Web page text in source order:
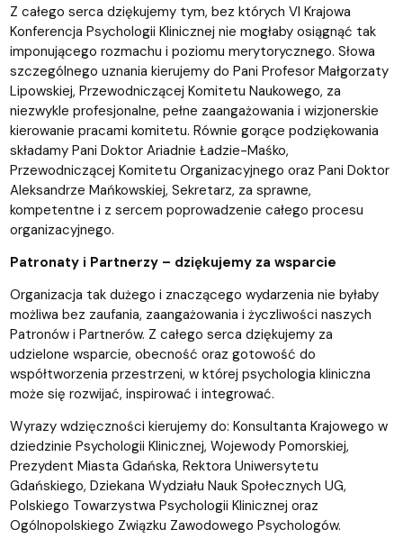
Z całego serca dziękujemy tym, bez których VI Krajowa
Konferencja Psychologii Klinicznej nie mogłaby osiągnąć tak
imponującego rozmachu i poziomu merytorycznego. Słowa
szczególnego uznania kierujemy do Pani Profesor Małgorzaty
Lipowskiej, Przewodniczącej Komitetu Naukowego, za
niezwykle profesjonalne, pełne zaangażowania i wizjonerskie
kierowanie pracami komitetu. Równie gorące podziękowania
składamy Pani Doktor Ariadnie Ładzie-Maśko,
Przewodniczącej Komitetu Organizacyjnego oraz Pani Doktor
Aleksandrze Mańkowskiej, Sekretarz, za sprawne,
kompetentne i z sercem poprowadzenie całego procesu
organizacyjnego.
Patronaty i Partnerzy – dziękujemy za wsparcie
Organizacja tak dużego i znaczącego wydarzenia nie byłaby
możliwa bez zaufania, zaangażowania i życzliwości naszych
Patronów i Partnerów. Z całego serca dziękujemy za
udzielone wsparcie, obecność oraz gotowość do
współtworzenia przestrzeni, w której psychologia kliniczna
może się rozwijać, inspirować i integrować.
Wyrazy wdzięczności kierujemy do: Konsultanta Krajowego w
dziedzinie Psychologii Klinicznej, Wojewody Pomorskiej,
Prezydent Miasta Gdańska, Rektora Uniwersytetu
Gdańskiego, Dziekana Wydziału Nauk Społecznych UG,
Polskiego Towarzystwa Psychologii Klinicznej oraz
Ogólnopolskiego Związku Zawodowego Psychologów.